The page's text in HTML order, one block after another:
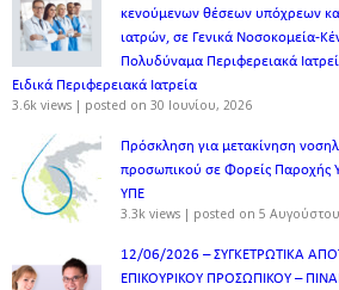
κενούμενων θέσεων υπόχρεων
ιατρών, σε Γενικά Νοσοκομεία-
Πολυδύναμα Περιφερειακά
Ειδικά Περιφερειακά Ιατρεία
3.6k views | posted on 30 Ιουνίου, 2026
Πρόσκληση για μετακίνηση
προσωπικού σε Φορείς Παροχής
ΥΠΕ
3.3k views | posted on 5
12/06/2026 – ΣΥΓΚΕΤΡΩΤΙΚΑ
ΕΠΙΚΟΥΡΙΚΟΥ ΠΡΟΣΩΠΙΚΟΥ –